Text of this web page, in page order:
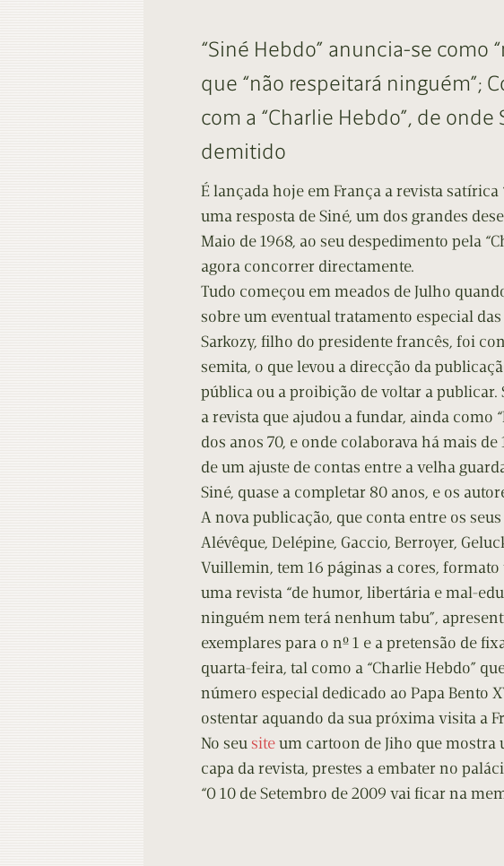
Doação de Edições
“Siné Hebdo” anuncia-se como
que “não respeitará ninguém”;
com a “Charlie Hebdo”, de
demitido
É lançada hoje em França a revista satírica
uma resposta de Siné, um dos grandes
Maio de 1968, ao seu despedimento pela
agora concorrer directamente.
Tudo começou em meados de Julho
sobre um eventual tratamento especial
Sarkozy, filho do presidente francês, foi
semita, o que levou a direcção da
pública ou a proibição de voltar a publicar.
a revista que ajudou a fundar, ainda como
dos anos 70, e onde colaborava há mais
de um ajuste de contas entre a velha
Siné, quase a completar 80 anos, e os
A nova publicação, que conta entre os
Alévêque, Delépine, Gaccio, Berroyer,
Vuillemin, tem 16 páginas a cores,
uma revista “de humor, libertária e mal-
ninguém nem terá nenhum tabu”,
exemplares para o nº 1 e a pretensão de
quarta-feira, tal como a “Charlie Hebdo”
número especial dedicado ao Papa Bento
ostentar aquando da sua próxima visita a
No seusiteum cartoon de Jiho que mostra
capa da revista, prestes a embater no
“O 10 de Setembro de 2009 vai ficar na